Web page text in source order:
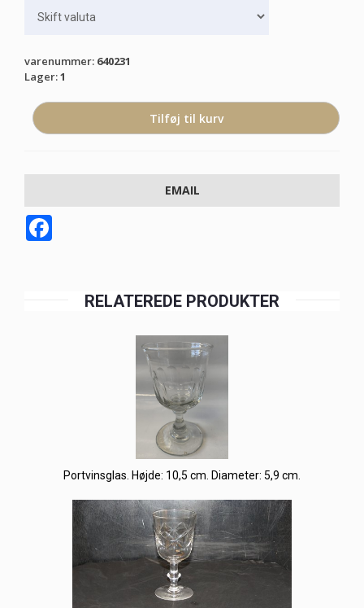
varenummer: 640231
Lager:1
EMAIL
RELATEREDE PRODUKTER
Portvinsglas. Højde: 10,5 cm. Diameter: 5,9 cm.